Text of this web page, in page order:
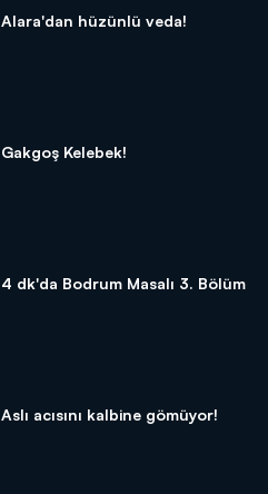
Alara'dan hüzünlü veda!
Gakgoş Kelebek!
4 dk'da Bodrum Masalı 3. Bölüm
Aslı acısını kalbine gömüyor!